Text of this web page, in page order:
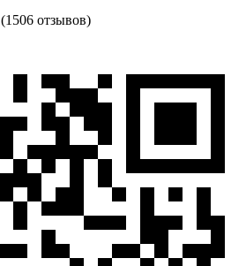
(1506 отзывов)